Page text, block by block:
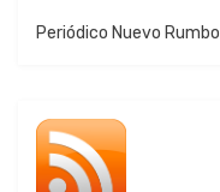
Periódico Nuevo Rumbo